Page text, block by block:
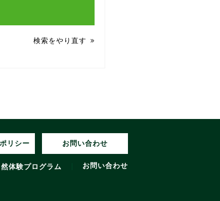
検索をやり直す
リシー お問い合わせ
然体験プログラム お問い合わせ